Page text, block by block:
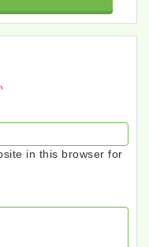
in this browser for